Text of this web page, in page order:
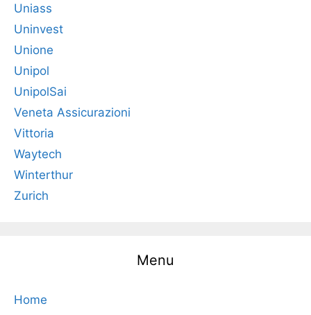
Uniass
Uninvest
Unione
Unipol
UnipolSai
Veneta Assicurazioni
Vittoria
Waytech
Winterthur
Zurich
Menu
Home